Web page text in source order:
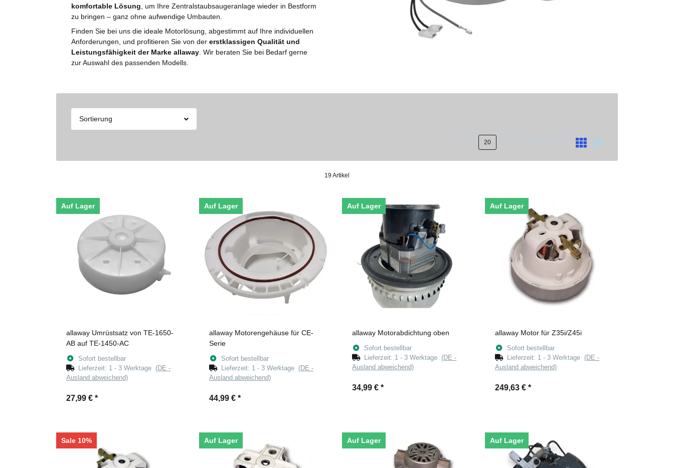
komfortable Lösung , um Ihre Zentralstaubsaugeranlage wieder in Bestform
zu bringen – ganz ohne aufwendige Umbauten.
Finden Sie bei uns die ideale Motorlösung, abgestimmt auf Ihre individuellen
Anforderungen, und profitieren Sie von der erstklassigen Qualität und
Leistungsfähigkeit der Marke allaway. Wir beraten Sie bei Bedarf gerne
zur Auswahl des passenden Modells.
Sortierung
20
19 Artikel
Auf Lager
allaway Umrüstsatz von TE-1650-
AB auf TE-1450-AC
Sofort bestellbar
Lieferzeit: 1 - 3 Werktage (DE -
Ausland abweichend)
27,99 € *
Auf Lager
allaway Motorengehäuse für CE-
Serie
Sofort bestellbar
Lieferzeit: 1 - 3 Werktage (DE -
Ausland abweichend)
44,99 € *
Auf Lager
allaway Motorabdichtung oben
Sofort bestellbar
Lieferzeit: 1 - 3 Werktage (DE -
Ausland abweichend)
34,99 € *
Auf Lager
allaway Motor für Z35i/Z45i
Sofort bestellbar
Lieferzeit: 1 - 3 Werktage (DE -
Ausland abweichend)
249,63 € *
Sale 10% Auf Lager Auf Lager Auf Lager